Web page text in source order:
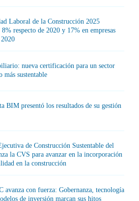
Laboral de la Construcción 2025
8% respecto de 2020 y 17% en empresas
nueva certificación para un sector
sustentable
BIM presentó los resultados de su gestión
de Construcción Sustentable del
la CVS para avanzar en la incorporación
en la construcción
avanza con fuerza: Gobernanza, tecnología
de inversión marcan sus hitos